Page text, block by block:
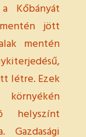
Kőbányát
jött
mentén
létre. Ezek
helyszínt